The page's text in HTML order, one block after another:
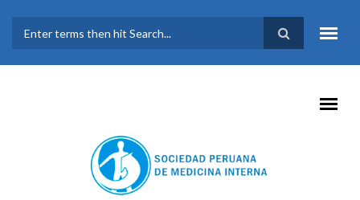
FORMULARIO DE
BÚSQUEDA